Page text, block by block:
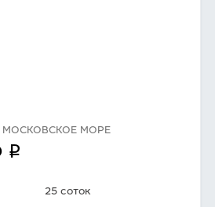
МОРЕ
q
25 соток